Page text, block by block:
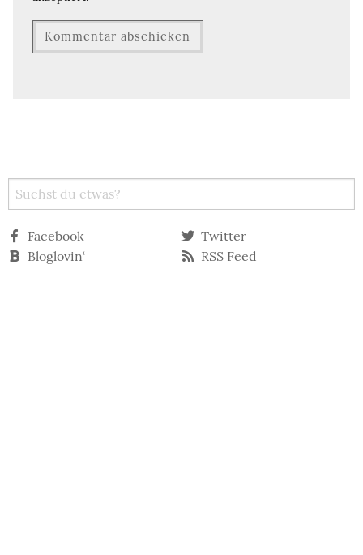
Facebook
Twitter
Bloglovin‘
RSS Feed